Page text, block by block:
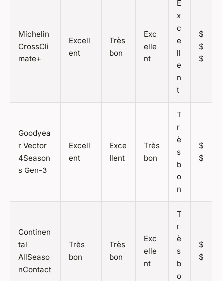
Michelin
CrossCli
mate+
Excell
ent
Très
bon
Exc
elle
nt
E
x
c
e
ll
e
n
t
$
$
$
Goodyea
r Vector
4Season
s Gen-3
Excell
ent
Exce
llent
Très
bon
T
r
è
s
b
o
n
$
$
Continen
tal
AllSeaso
nContact
Très
bon
Très
bon
Exc
elle
nt
T
r
è
s
b
o
$
$